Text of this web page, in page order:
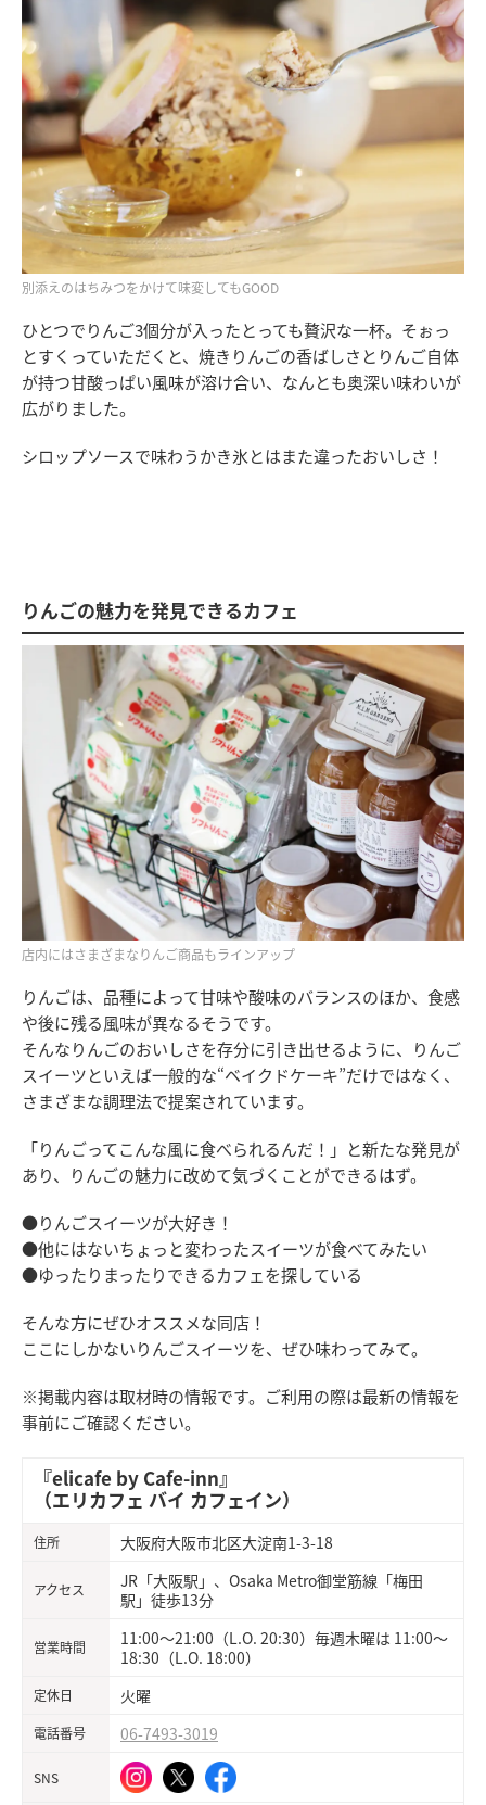
別添えのはちみつをかけて味変してもGOOD
ひとつでりんご3個分が入ったとっても贅沢な一杯。そぉっ
とすくっていただくと、焼きりんごの香ばしさとりんご自体
が持つ甘酸っぱい風味が溶け合い、なんとも奥深い味わいが
広がりました。
シロップソースで味わうかき氷とはまた違ったおいしさ！
りんごの魅力を発見できるカフェ
店内にはさまざまなりんご商品もラインアップ
りんごは、品種によって甘味や酸味のバランスのほか、食感
や後に残る風味が異なるそうです。
そんなりんごのおいしさを存分に引き出せるように、りんご
スイーツといえば一般的な“ベイクドケーキ”だけではなく、
さまざまな調理法で提案されています。
「りんごってこんな風に食べられるんだ！」と新たな発見が
あり、りんごの魅力に改めて気づくことができるはず。
●りんごスイーツが大好き！
●他にはないちょっと変わったスイーツが食べてみたい
●ゆったりまったりできるカフェを探している
そんな方にぜひオススメな同店！
ここにしかないりんごスイーツを、ぜひ味わってみて。
※掲載内容は取材時の情報です。ご利用の際は最新の情報を
事前にご確認ください。
『elicafe by Cafe-inn』
（エリカフェ バイ カフェイン）
住所 大阪府大阪市北区大淀南1-3-18
アクセス
JR「大阪駅」、Osaka Metro御堂筋線「梅田
駅」徒歩13分
営業時間
11:00〜21:00（L.O. 20:30）毎週木曜は 11:00〜
18:30（L.O. 18:00）
定休日 火曜
電話番号 06-7493-3019
SNS